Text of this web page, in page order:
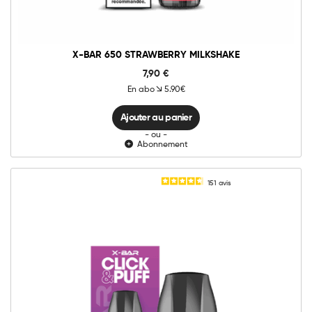
X-BAR 650 STRAWBERRY MILKSHAKE
7,90 €
En abo 5.90€
quantité
Ajouter au panier
- ou -
Abonnement
151 avis